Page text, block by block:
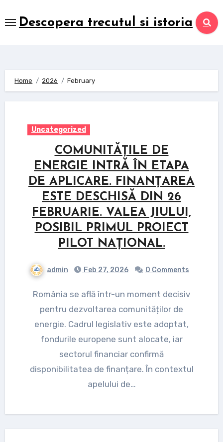
to
Descopera trecutul si istoria
Home 2026 February
Uncategorized
COMUNITĂȚILE DE
ENERGIE INTRĂ ÎN ETAPA
DE APLICARE. FINANȚAREA
ESTE DESCHISĂ DIN 26
FEBRUARIE. VALEA JIULUI,
POSIBIL PRIMUL PROIECT
PILOT NAȚIONAL.
admin Feb 27, 2026 0 Comments
România se află într-un moment decisiv
pentru dezvoltarea comunităților de
energie. Cadrul legislativ este adoptat,
fondurile europene sunt alocate, iar
sectorul financiar confirmă
disponibilitatea de finanțare. În contextul
apelului de…